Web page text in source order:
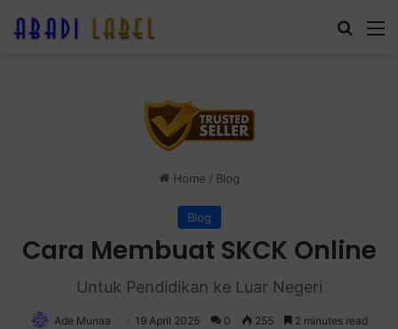
Home / Blog
Blog
Cara Membuat SKCK Online
Untuk Pendidikan ke Luar Negeri
Ade Munaa 19 April 2025 0 255 2 minutes read